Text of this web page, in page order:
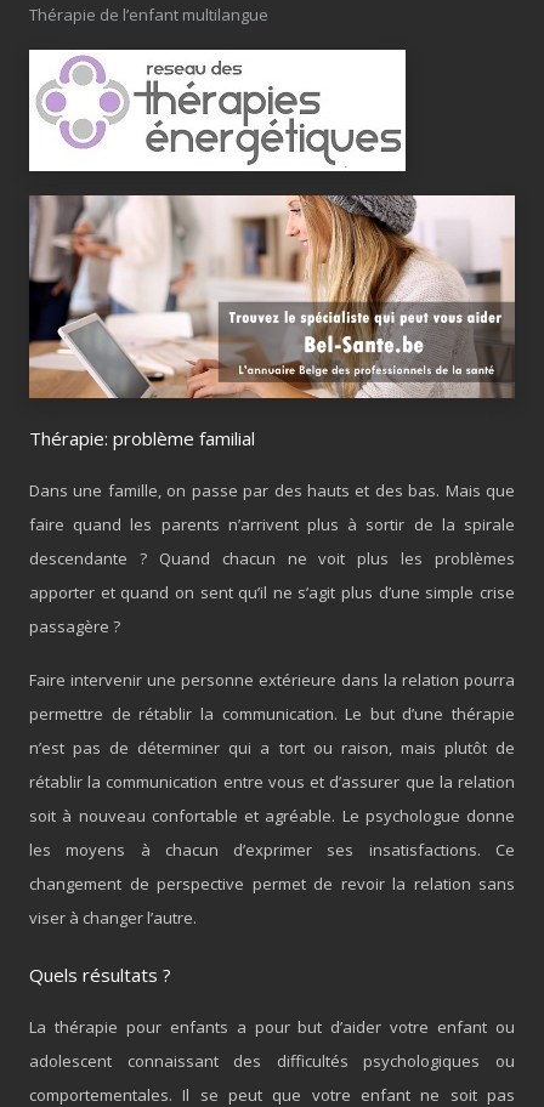
Thérapie de l’enfant multilangue
Thérapie: problème familial
Dans une famille, on passe par des hauts et des bas. Mais que
faire quand les parents n’arrivent plus à sortir de la spirale
descendante ? Quand chacun ne voit plus les problèmes
apporter et quand on sent qu’il ne s’agit plus d’une simple crise
passagère ?
Faire intervenir une personne extérieure dans la relation pourra
permettre de rétablir la communication. Le but d’une thérapie
n’est pas de déterminer qui a tort ou raison, mais plutôt de
rétablir la communication entre vous et d’assurer que la relation
soit à nouveau confortable et agréable. Le psychologue donne
les moyens à chacun d’exprimer ses insatisfactions. Ce
changement de perspective permet de revoir la relation sans
viser à changer l’autre.
Quels résultats ?
La thérapie pour enfants a pour but d’aider votre enfant ou
adolescent connaissant des difficultés psychologiques ou
comportementales. Il se peut que votre enfant ne soit pas